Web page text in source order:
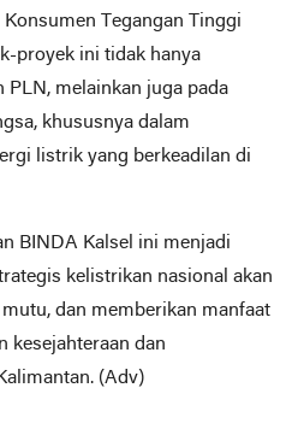
Tegangan Tinggi
proyek ini tidak hanya
PLN, melainkan juga pada
khususnya dalam
listrik yang berkeadilan di
BINDA Kalsel ini menjadi
kelistrikan nasional akan
dan memberikan manfaat
kesejahteraan dan
(Adv)